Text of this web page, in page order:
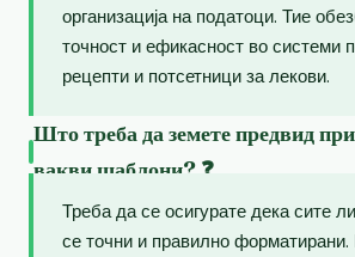
организација на податоци. Тие
точност и ефикасност во системи
рецепти и потсетници за лекови.
Што треба да земете предвид
вакви шаблони? ❓
Треба да се осигурате дека сите
се точни и правилно форматирани.